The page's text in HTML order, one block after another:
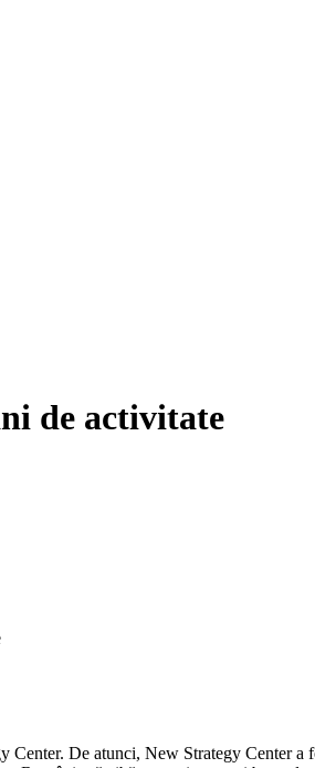
de activitate
Center. De atunci, New Strategy Center a